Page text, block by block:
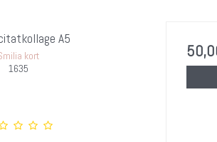
A5
kort
1635